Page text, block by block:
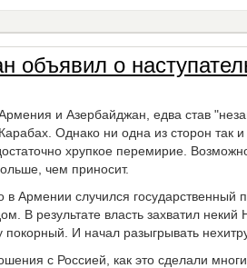
объявил о
и Азербайджан, едва став
Однако ни одна из сторон так
хрупкое перемирие.
чем приносит.
в Армении случился государственный
В результате власть захватил
покорный. И начал разыгрывать
с Россией, как это сделали